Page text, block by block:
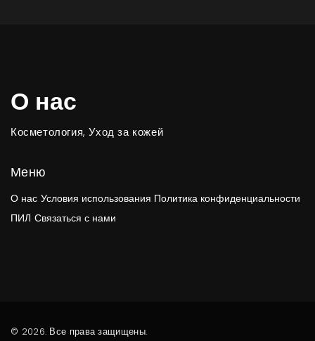
О нас
Косметология, Уход за кожей
Меню
О нас Условия использования Политика конфиденциальности
ПИЛ Связаться с нами
© 2026. Все права защищены.